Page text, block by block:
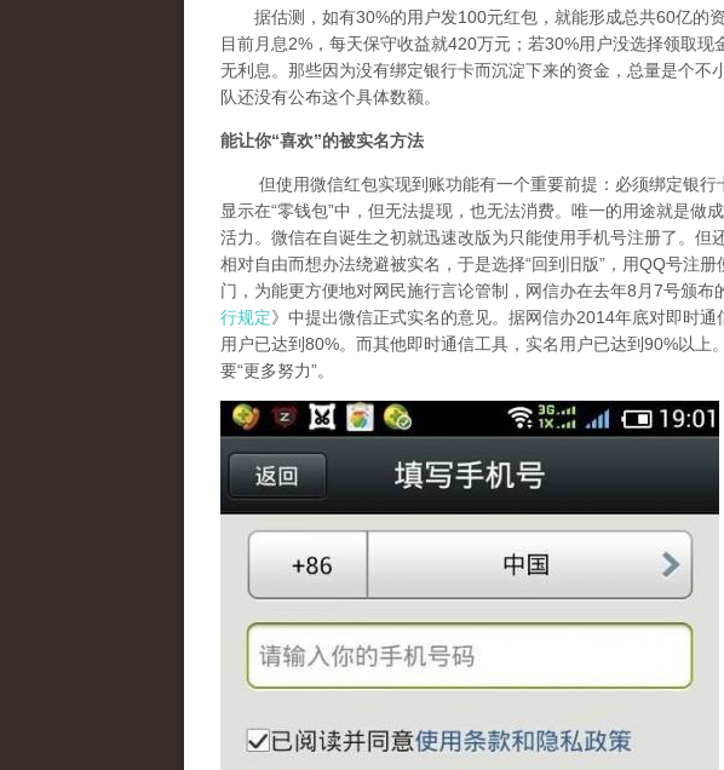
据估测，如有30%的用户发100元红包，就能形成总共60亿的
目前月息2%，每天保守收益就420万元；若30%用户没选择领取现
无利息。那些因为没有绑定银行卡而沉淀下来的资金，总量是个不
队还没有公布这个具体数额。
能让你“喜欢”的被实名方法
但使用微信红包实现到账功能有一个重要前提：必须绑定银行
显示在“零钱包”中，但无法提现，也无法消费。唯一的用途就是做
活力。微信在自诞生之初就迅速改版为只能使用手机号注册了。但
相对自由而想办法绕避被实名，于是选择“回到旧版”，用QQ号注
门，为能更方便地对网民施行言论管制，网信办在去年8月7号颁布
行规定》中提出微信正式实名的意见。据网信办2014年底对即时
用户已达到80%。而其他即时通信工具，实名用户已达到90%以
要“更多努力”。